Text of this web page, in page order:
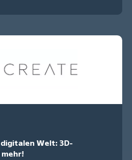
Welt: 3D-